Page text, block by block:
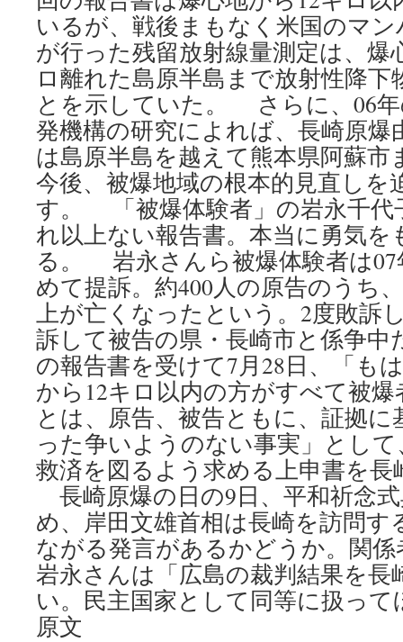
いるが、戦後まもなく米国のマ
が行った残留放射線量測定は、爆
ロ離れた島原半島まで放射性降
とを示していた。 さらに、06年
発機構の研究によれば、長崎原
は島原半島を越えて熊本県阿蘇
今後、被爆地域の根本的見直しを
す。 「被爆体験者」の岩永千代
れ以上ない報告書。本当に勇気
る。 岩永さんら被爆体験者は07
めて提訴。約400人の原告のうち
上が亡くなったという。2度敗訴
訴して被告の県・長崎市と係争
の報告書を受けて7月28日、「も
から12キロ以内の方がすべて被
とは、原告、被告ともに、証拠
った争いようのない事実」とし
救済を図るよう求める上申書を長
長崎原爆の日の9日、平和祈念
め、岸田文雄首相は長崎を訪問
ながる発言があるかどうか。関
岩永さんは「広島の裁判結果を
い。民主国家として同等に扱っ
原文